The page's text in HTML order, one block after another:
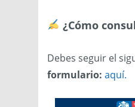
¿Cómo
Debes seguir el
formulario: aquí.